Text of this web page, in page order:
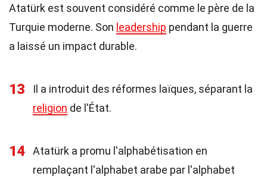
Atatürk est souvent considéré comme le père de la
Turquie moderne. Son leadership pendant la guerre
a laissé un impact durable.
13
Il a introduit des réformes laïques, séparant la
religion de l'État.
14
Atatürk a promu l'alphabétisation en
remplaçant l'alphabet arabe par l'alphabet